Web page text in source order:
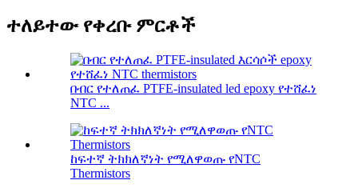
ተለይተው የቀረቡ ምርቶች
በብር የተለጠፈ PTFE-insulated led epoxy የተሸፈነ
NTC ...
ከፍተኛ ትክክለኛነት የሚለዋወጡ የNTC
Thermistors